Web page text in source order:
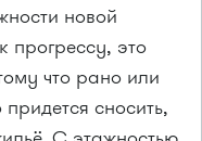
новой
прогрессу, это
что рано или
сносить,